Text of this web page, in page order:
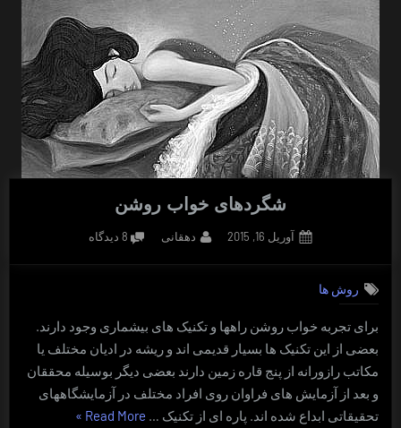
شگردهای خواب روشن
Posted
آوریل 16, 2015 By
دهقانی 8 دیدگاه
روش ها
برای تجربه خواب روشن راهها و تکنیک های بیشماری وجود دارند.
بعضی از این تکنیک ها بسیار قدیمی اند و ریشه در ادیان مختلف یا
مکاتب رازورانه از پنج قاره زمین دارند بعضی دیگر بوسیله محققان
و بعد از آزمایش های فراوان روی افراد مختلف در آزمایشگاههای
تحقیقاتی ابداع شده اند. پاره ای از تکنیک … Read More “شگردهای
»